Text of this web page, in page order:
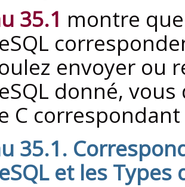
35.1 montre
envoyer ou
donné,
C
35.1.
et les Types